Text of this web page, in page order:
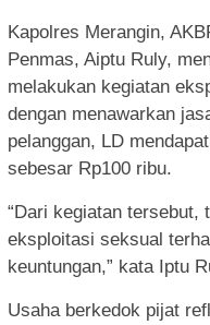
Kapolres Merangin,
Penmas, Aiptu Ruly,
melakukan kegiatan
dengan menawarkan
pelanggan, LD
sebesar Rp100 ribu.
“Dari kegiatan tersebut,
eksploitasi seksual
keuntungan,” kata Iptu
Usaha berkedok pijat